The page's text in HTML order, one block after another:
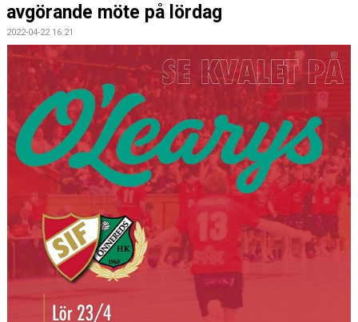
PARTNERS
MATCHER
KONTAKT LAG
DOMARE/FUNKTIONÄRER
DOKUMENT
LÄNKAR
KORTPLANSSPELEN
avgörande möte på lördag
2022-04-22 16:21